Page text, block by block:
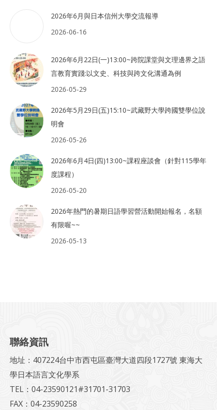
2026年6月與日本信州大學交流報導
2026-06-16
2026年6月22日(一)13:00~跨院課堂與文理邊界之語
言教育實踐:以文史、科技與跨文化溝通為例
2026-05-29
2026年5月29日(五)15:10~武藏野大學跨國雙學位說
明會
2026-05-26
2026年6月4日(四)13:00~課程座談會（針對115學年
度課程）
2026-05-20
2026年熱門的暑期日語學習營活動開始報名，名額
有限喔~~
2026-05-13
聯絡資訊
地址：407224台中市西屯區臺灣大道四段1727號 東海大
學日本語言文化學系
TEL：04-23590121#31701-31703
FAX：04-23590258